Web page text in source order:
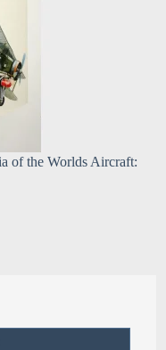
of the Worlds Aircraft: